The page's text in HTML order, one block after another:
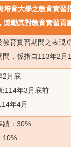
培育大學之教育實
獎勵其對教育實習貢
教育實習期間之表現
間，係指自113年2
2月底
:114年3月底前
年4月
蹟：30%
10%